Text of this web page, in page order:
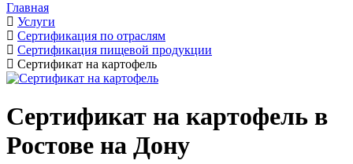
Главная
Услуги
Сертификация по отраслям
Сертификация пищевой продукции
Сертификат на картофель
Сертификат на картофель в
Ростове на Дону